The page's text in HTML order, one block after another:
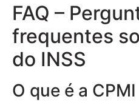
FAQ –
frequentes
do INSS
O que é a